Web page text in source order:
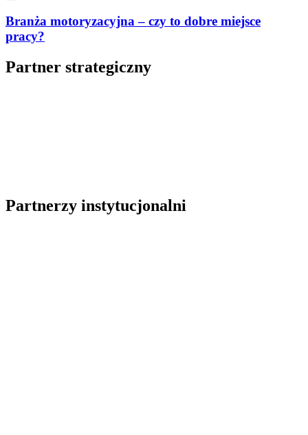
Branża motoryzacyjna – czy to dobre miejsce
pracy?
Partner strategiczny
Partnerzy instytucjonalni